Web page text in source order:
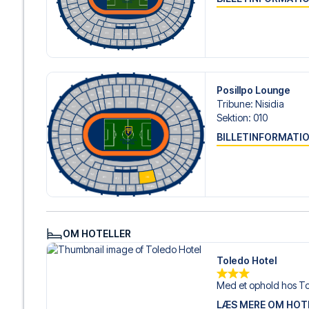
gøre.
Vi tilbyder fodboldpakker til Napoli både med og uden
ønsker dette.
Hvis du derimod vælger en af vores komplette pakker
og fokusere på at nyde fodboldoplevelsen.
Sikker booking og personlig service
Din sikkerhed og oplevelse er vores højeste prioritet. Vi
din fodboldpakke og står klar med personlig service
ellerher, hvis du har brug for hjælp til at bestille rejsen.
Er du klar til at rejse til Napoli og opleve stjernerne fra
os i dag, og lad os hjælpe dig med at realisere din drøm
Posillpo Lounge
Tribune: Nisidia
Sektion: 010
OM HOTELLER
Toledo Hotel
Med et ophold hos
LÆS MERE OM